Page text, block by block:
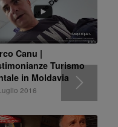
Canu |
Turismo
in Moldavia
2016